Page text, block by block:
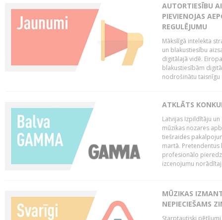
AUTORTIESĪBU
PIEVIENOJAS
REGULĒJUMU
Mākslīgā intelekta
un blakustiesību
digitālajā vidē.
blakustiesībām
nodrošinātu taisnīgu
ATKLĀTS
Latvijas Izpildītāju
mūzikas nozares
tiešraides
martā. Pretendentus
profesionālo
izcenojumu
MŪZIKAS
NEPIECIEŠAMS